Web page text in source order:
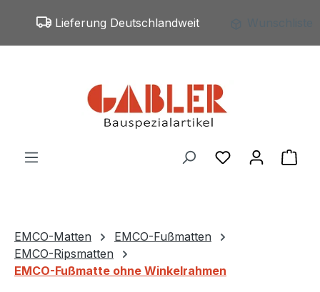
Zum Hauptinhalt springen
Lieferung Deutschlandweit
Du hast 0
EMCO-Matten
EMCO-Fußmatten
EMCO-Ripsmatten
EMCO-Fußmatte ohne Winkelrahmen